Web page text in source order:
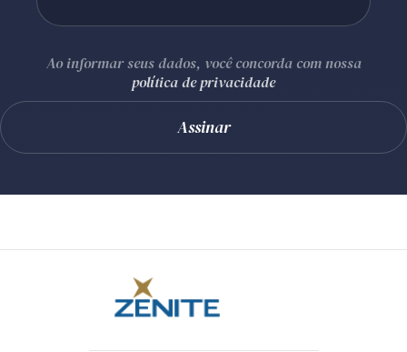
Ao informar seus dados, você concorda com nossa
política de privacidade